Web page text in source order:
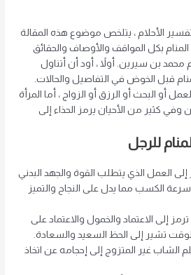
الأحلام ، يتلخص موضوع هذه المقالة
بكل المواقف والأوصاف والحقائق
بن سيرين. أولاً ، أود أن أتناول
قبل الخوض في التفاصيل والحالات.
أو البحث أو الرزق أو الزواج ، أما المرأة
وفي كثير من الأحيان يرمز الحذاء إلى
للرجل
إلى العمل الذي يتطلب القوة والجهد البدني
الكسب مما يدل على النجاح والتميز
إلى الاعتماد والخمول والاعتماد على
تشير إلى الحظ السعيد والسعادة.
الشاب غير المتزوج إلى إحجامه عن اتخاذ